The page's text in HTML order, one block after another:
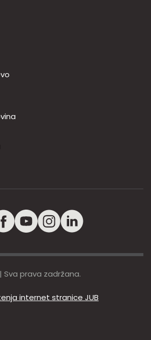
Sva prava zadržana.
internet stranice JUB